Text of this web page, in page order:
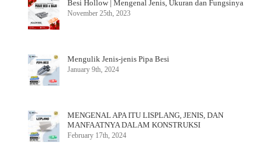
Besi Hollow | Mengenal Jenis, Ukuran dan Fungsinya
November 25th, 2023
Mengulik Jenis-jenis Pipa Besi
January 9th, 2024
MENGENAL APA ITU LISPLANG, JENIS, DAN
MANFAATNYA DALAM KONSTRUKSI
February 17th, 2024